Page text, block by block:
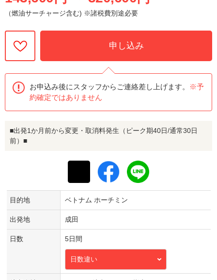
（燃油サーチャージ含む) ※諸税費別途必要
申し込み
お申込み後にスタッフからご連絡差し上げます。
※予
約確定ではありません
■出発1か月前から変更・取消料発生（ピーク期40日/通常30日
前）■
目的地 ベトナム ホーチミン
出発地 成田
日数 5日間
日数違い